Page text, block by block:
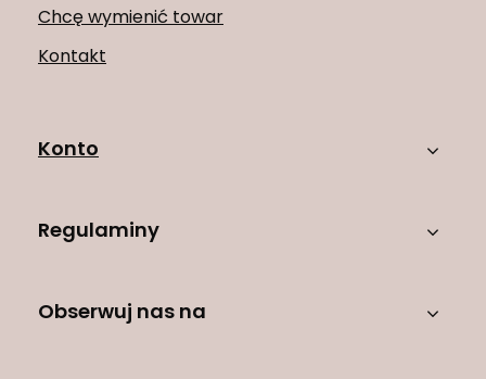
Chcę wymienić towar
Kontakt
Konto
Regulaminy
Obserwuj nas na